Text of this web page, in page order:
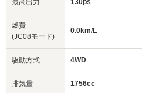
最高出力 130ps
燃費
(JC08モード)
0.0km/L
駆動方式 4WD
排気量 1756cc